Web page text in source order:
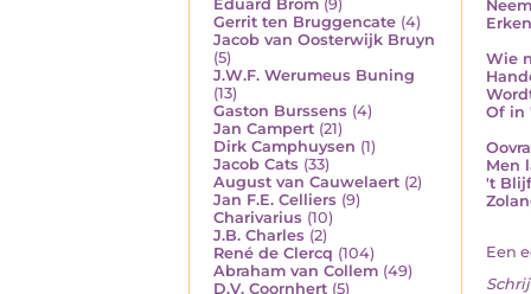
Eduard Brom (9)
Gerrit ten Bruggencate (4)
Jacob van Oosterwijk Bruyn
(5)
J.W.F. Werumeus Buning
(13)
Gaston Burssens (4)
Jan Campert (21)
Dirk Camphuysen (1)
Jacob Cats (33)
August van Cauwelaert (2)
Jan F.E. Celliers (9)
Charivarius (10)
J.B. Charles (2)
René de Clercq (104)
Abraham van Collem (49)
D.V. Coornhert (5)
Wie
Of in
Men
't
Een